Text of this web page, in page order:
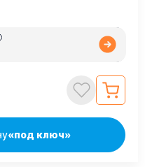
«под ключ»